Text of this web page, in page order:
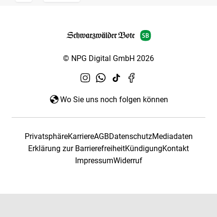
© NPG Digital GmbH 2026
Wo Sie uns noch folgen können
PrivatsphäreKarriereAGBDatenschutzMediadaten
Erklärung zur BarrierefreiheitKündigungKontakt
ImpressumWiderruf